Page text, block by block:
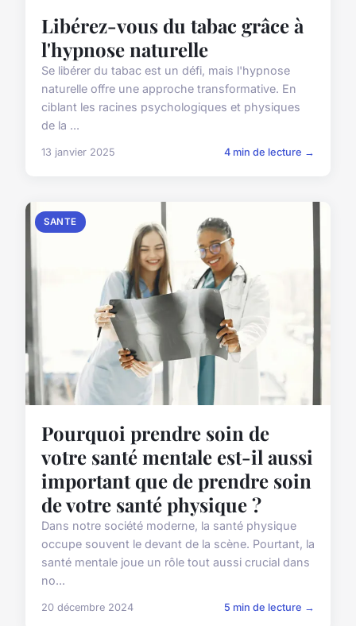
Libérez-vous du tabac grâce à
l'hypnose naturelle
Se libérer du tabac est un défi, mais l'hypnose
naturelle offre une approche transformative. En
ciblant les racines psychologiques et physiques
de la ...
13 janvier 2025 4 min de lecture →
SANTE
Pourquoi prendre soin de
votre santé mentale est-il aussi
important que de prendre soin
de votre santé physique ?
Dans notre société moderne, la santé physique
occupe souvent le devant de la scène. Pourtant, la
santé mentale joue un rôle tout aussi crucial dans
no...
20 décembre 2024 5 min de lecture →